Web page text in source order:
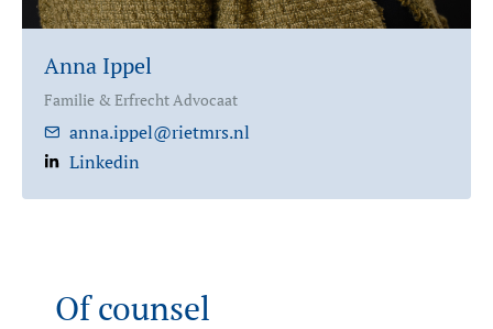
Anna Ippel
Familie & Erfrecht Advocaat
anna.ippel@rietmrs.nl
Linkedin
Of counsel